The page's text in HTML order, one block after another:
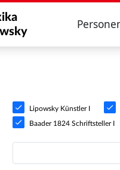
Lipowsky Künstler I
Baader 1824 Schriftsteller I